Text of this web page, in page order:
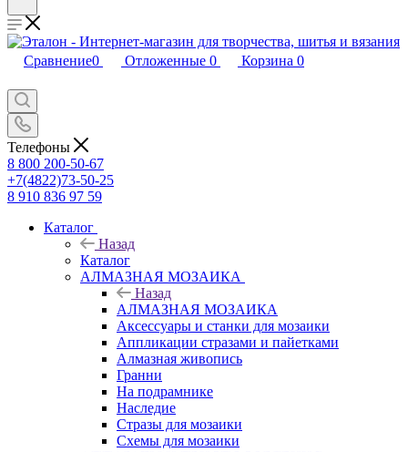
Сравнение0 Отложенные 0 Корзина 0
Телефоны
8 800 200-50-67
+7(4822)73-50-25
8 910 836 97 59
Каталог
Назад
Каталог
АЛМАЗНАЯ МОЗАИКА
Назад
АЛМАЗНАЯ МОЗАИКА
Аксессуары и станки для мозаики
Аппликации стразами и пайетками
Алмазная живопись
Гранни
На подрамнике
Наследие
Стразы для мозаики
Схемы для мозаики